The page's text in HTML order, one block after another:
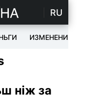
RU
ИЗМЕНЕНИЯ
ніж за